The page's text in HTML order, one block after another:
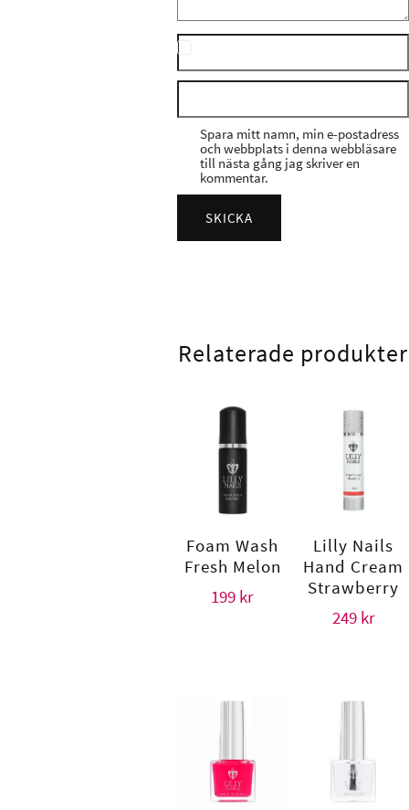
Spara mitt namn, min e-postadress
och webbplats i denna webbläsare
till nästa gång jag skriver en
kommentar.
Relaterade produkter
Foam Wash
Fresh Melon
199 kr
Lilly Nails
Hand Cream
Strawberry
249 kr